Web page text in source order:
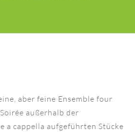
aber feine Ensemble four
außerhalb der
a cappella aufgeführten Stücke